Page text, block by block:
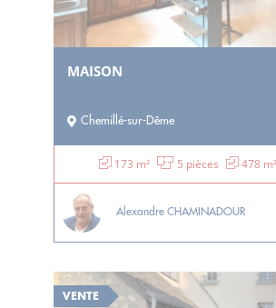
MAISON
Chemillé-sur-Dême
173 m² 5 pièces 478
Alexandre CHAMINADOUR
VENTE